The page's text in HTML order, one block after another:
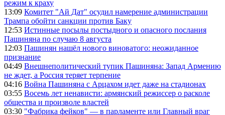
режим к краху
13:09 Комитет "Ай Дат" осудил намерение администрации
Трампа обойти санкции против Баку
12:53 Истинные посылы постыдного и опасного послания
Пашиняна по случаю 8 августа
12:03 Пашинян нашёл нового виноватого: неожиданное
признание
04:49 Внешнеполитический тупик Пашиняна: Запад Армению
не ждет, а Россия теряет терпение
04:16 Война Пашиняна с Арцахом идет даже на стадионах
03:55 Восемь лет ненависти: армянский режиссер о расколе
общества и произволе властей
03:30 "Фабрика фейков" — в парламенте или Главный враг